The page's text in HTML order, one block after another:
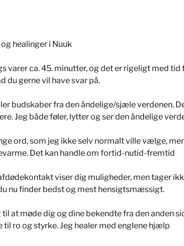
healinger i Nuuk
varer ca. 45. minutter, og det er rigeligt med
du gerne vil have svar på.
budskaber fra den åndelige/sjæle verdenen.
Jeg både føler, lytter og ser den åndelige
ord, som jeg ikke selv normalt ville vælge,
Det kan handle om fortid-nutid-fremtid
viser dig muligheder, men tager
nu finder bedst og mest hensigtsmæssigt.
at møde dig og dine bekendte fra den anden
ro og styrke. Jeg healer med englene hjælp